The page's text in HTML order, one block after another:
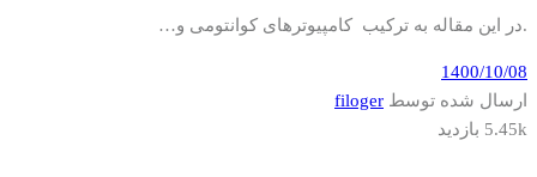
.در این مقاله به ترکیب کامپیوترهای کوانتومی و…
1400/10/08
ارسال شده توسط filoger
5.45k بازدید